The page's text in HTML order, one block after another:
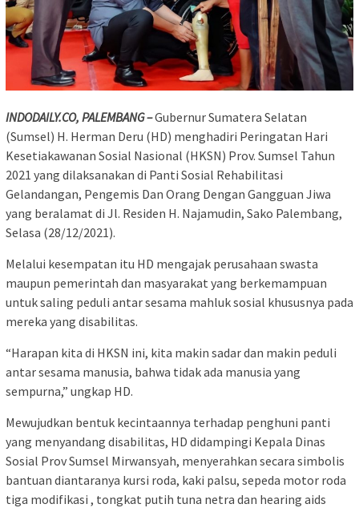
INDODAILY.CO, PALEMBANG –Gubernur Sumatera Selatan
(Sumsel) H. Herman Deru (HD) menghadiri Peringatan Hari
Kesetiakawanan Sosial Nasional (HKSN) Prov. Sumsel Tahun
2021 yang dilaksanakan di Panti Sosial Rehabilitasi
Gelandangan, Pengemis Dan Orang Dengan Gangguan Jiwa
yang beralamat di Jl. Residen H. Najamudin, Sako Palembang,
Selasa (28/12/2021).
Melalui kesempatan itu HD mengajak perusahaan swasta
maupun pemerintah dan masyarakat yang berkemampuan
untuk saling peduli antar sesama mahluk sosial khususnya pada
mereka yang disabilitas.
“Harapan kita di HKSN ini, kita makin sadar dan makin peduli
antar sesama manusia, bahwa tidak ada manusia yang
sempurna,” ungkap HD.
Mewujudkan bentuk kecintaannya terhadap penghuni panti
yang menyandang disabilitas, HD didampingi Kepala Dinas
Sosial Prov Sumsel Mirwansyah, menyerahkan secara simbolis
bantuan diantaranya kursi roda, kaki palsu, sepeda motor roda
tiga modifikasi , tongkat putih tuna netra dan hearing aids